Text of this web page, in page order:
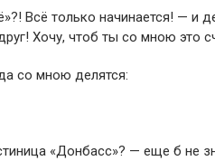
Всё только начинается! — и
Хочу, чтоб ты со мною это
со мною делятся:
«Донбасс»? — еще б не